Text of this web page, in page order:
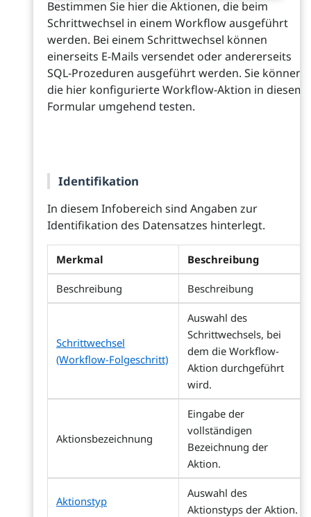
Bestimmen Sie hier die Aktionen, die beim
Schrittwechsel in einem Workflow ausgeführt
werden. Bei einem Schrittwechsel können
einerseits E-Mails versendet oder andererseits
SQL-Prozeduren ausgeführt werden. Sie können
die hier konfigurierte Workflow-Aktion in diesem
Formular umgehend testen.
Identifikation
In diesem Infobereich sind Angaben zur
Identifikation des Datensatzes hinterlegt.
Merkmal Beschreibung
Beschreibung Beschreibung
Schrittwechsel
(Workflow-Folgeschritt)
Auswahl des
Schrittwechsels, bei
dem die Workflow-
Aktion durchgeführt
wird.
Aktionsbezeichnung
Eingabe der
vollständigen
Bezeichnung der
Aktion.
Aktionstyp
Auswahl des
Aktionstyps der Aktion.